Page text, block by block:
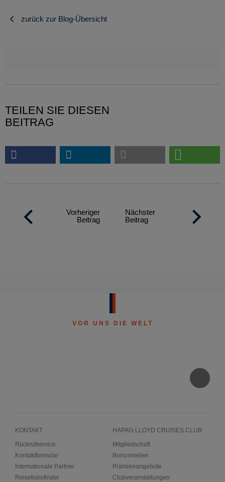
zurück zur Blog-Übersicht
TEILEN SIE DIESEN
BEITRAG
Vorheriger
Beitrag
Nächster
Beitrag
VOR UNS DIE WELT
KONTAKT
Rückrufservice
Kontaktformular
Internationale Partner
Reisebürofinder
HAPAG-LLOYD CRUISES CLUB
Mitgliedschaft
Bonusmeilen
Prämienangebote
Clubveranstaltungen